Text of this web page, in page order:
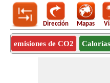
Dirección Mapas
emisiones de CO2 Calorías